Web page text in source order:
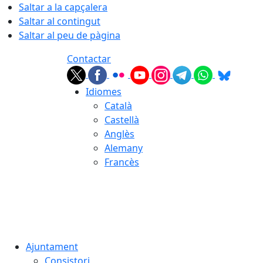
Saltar a la capçalera
Saltar al contingut
Saltar al peu de pàgina
Contactar
Idiomes
Català
Castellà
Anglès
Alemany
Francès
Ajuntament